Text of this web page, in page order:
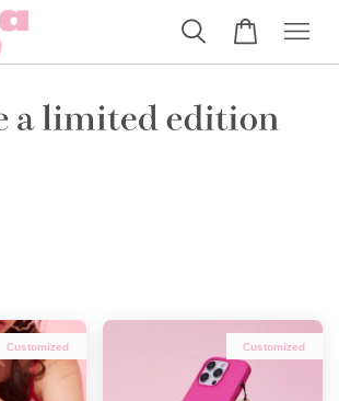
Customized Customized